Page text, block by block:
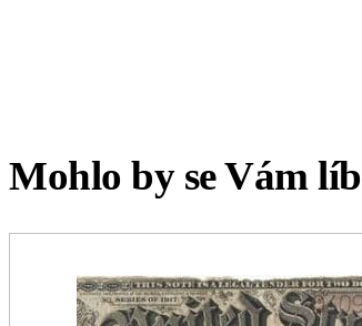
Mohlo by se Vám